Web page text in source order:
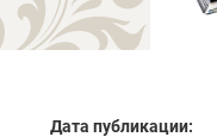
Дата публикации: